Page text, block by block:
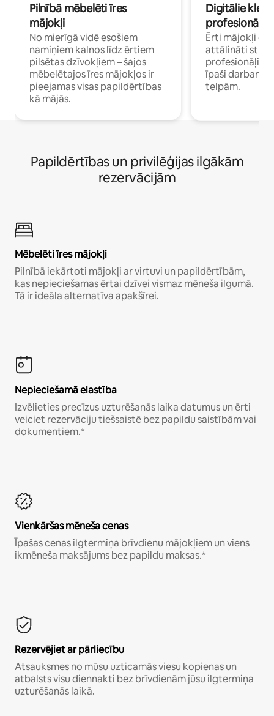
Pilnībā mēbelēti īres
mājokļi
No mierīgā vidē esošiem
namiņiem kalnos līdz ērtiem
pilsētas dzīvokļiem – šajos
mēbelētajos īres mājokļos ir
pieejamas visas papildērtības
kā mājās.
Digitālie
profesionāļi
Ērti mājokļi
attālināti
īpaši darbam
telpām.
Papildērtības un privilēģijas ilgākām
rezervācijām
Mēbelēti īres mājokļi
Pilnībā iekārtoti mājokļi ar virtuvi un papildērtībām,
kas nepieciešamas ērtai dzīvei vismaz mēneša ilgumā.
Tā ir ideāla alternatīva apakšīrei.
Nepieciešamā elastība
Izvēlieties precīzus uzturēšanās laika datumus un ērti
veiciet rezervāciju tiešsaistē bez papildu saistībām vai
dokumentiem.*
Vienkāršas mēneša cenas
Īpašas cenas ilgtermiņa brīvdienu mājokļiem un viens
ikmēneša maksājums bez papildu maksas.*
Rezervējiet ar pārliecību
Atsauksmes no mūsu uzticamās viesu kopienas un
atbalsts visu diennakti bez brīvdienām jūsu ilgtermiņa
uzturēšanās laikā.